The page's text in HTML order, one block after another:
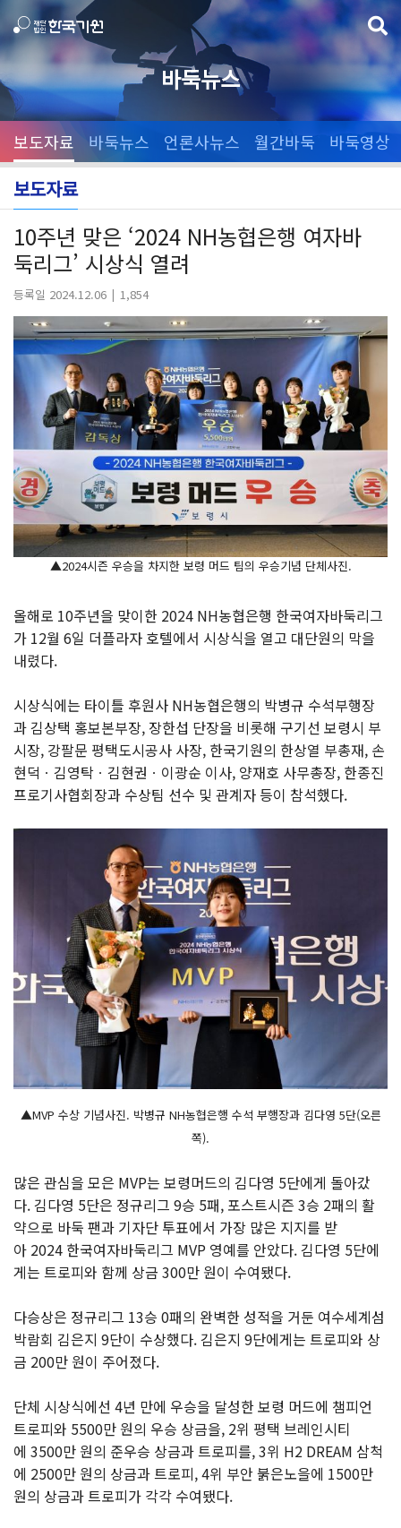
바둑뉴스
보도자료 바둑뉴스 언론사뉴스 월간바둑 바둑영상
보도자료
10주년 맞은 ‘2024 NH농협은행 여자바
둑리그’ 시상식 열려
등록일 2024.12.06 1,854
▲2024시즌 우승을 차지한 보령 머드 팀의 우승기념 단체사진.
올해로 10주년을 맞이한 2024 NH농협은행 한국여자바둑리그
가 12월 6일 더플라자 호텔에서 시상식을 열고 대단원의 막을
내렸다.
시상식에는 타이틀 후원사 NH농협은행의 박병규 수석부행장
과 김상택 홍보본부장, 장한섭 단장을 비롯해 구기선 보령시 부
시장, 강팔문 평택도시공사 사장, 한국기원의 한상열 부총재, 손
현덕ㆍ김영탁ㆍ김현권ㆍ이광순 이사, 양재호 사무총장, 한종진
프로기사협회장과 수상팀 선수 및 관계자 등이 참석했다.
▲MVP 수상 기념사진. 박병규 NH농협은행 수석 부행장과 김다영 5단(오른
쪽).
많은 관심을 모은 MVP는 보령머드의 김다영 5단에게 돌아갔
다. 김다영 5단은 정규리그 9승 5패, 포스트시즌 3승 2패의 활
약으로 바둑 팬과 기자단 투표에서 가장 많은 지지를 받
아 2024 한국여자바둑리그 MVP 영예를 안았다. 김다영 5단에
게는 트로피와 함께 상금 300만 원이 수여됐다.
다승상은 정규리그 13승 0패의 완벽한 성적을 거둔 여수세계섬
박람회 김은지 9단이 수상했다. 김은지 9단에게는 트로피와 상
금 200만 원이 주어졌다.
단체 시상식에선 4년 만에 우승을 달성한 보령 머드에 챔피언
트로피와 5500만 원의 우승 상금을, 2위 평택 브레인시티
에 3500만 원의 준우승 상금과 트로피를, 3위 H2 DREAM 삼척
에 2500만 원의 상금과 트로피, 4위 부안 붉은노을에 1500만
원의 상금과 트로피가 각각 수여됐다.